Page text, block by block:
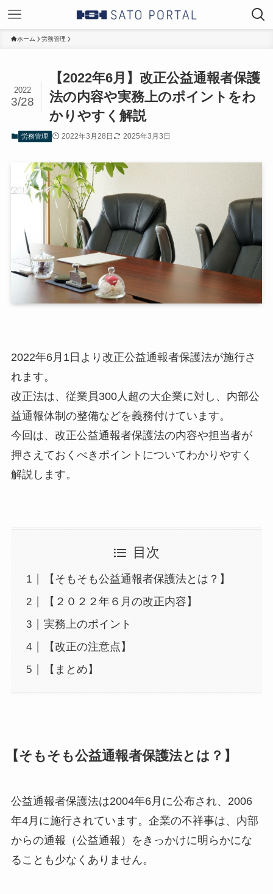
ホーム 労務管理
【2022年6月】改正公益通報者保護
法の内容や実務上のポイントをわ
かりやすく解説
2022
3/28
労務管理 2022年3月28日 2025年3月3日
2022年6月1日より改正公益通報者保護法が施行さ
れます。
改正法は、従業員300人超の大企業に対し、内部公
益通報体制の整備などを義務付けています。
今回は、改正公益通報者保護法の内容や担当者が
押さえておくべきポイントについてわかりやすく
解説します。
目次
【そもそも公益通報者保護法とは？】
【２０２２年６月の改正内容】
実務上のポイント
【改正の注意点】
【まとめ】
【そもそも公益通報者保護法とは？】
公益通報者保護法は2004年6月に公布され、2006
年4月に施行されています。企業の不祥事は、内部
からの通報（公益通報）をきっかけに明らかにな
ることも少なくありません。